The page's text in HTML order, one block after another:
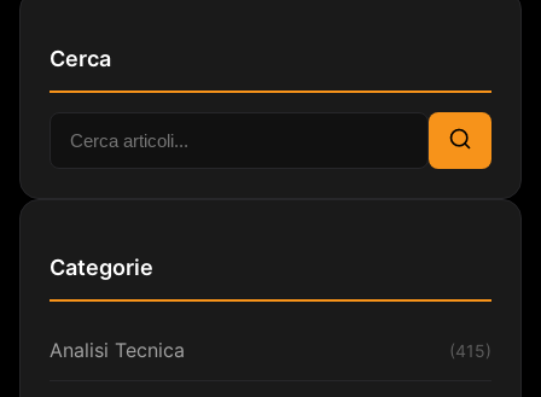
Cerca
Cerca:
Cerca
Categorie
Analisi Tecnica (415)